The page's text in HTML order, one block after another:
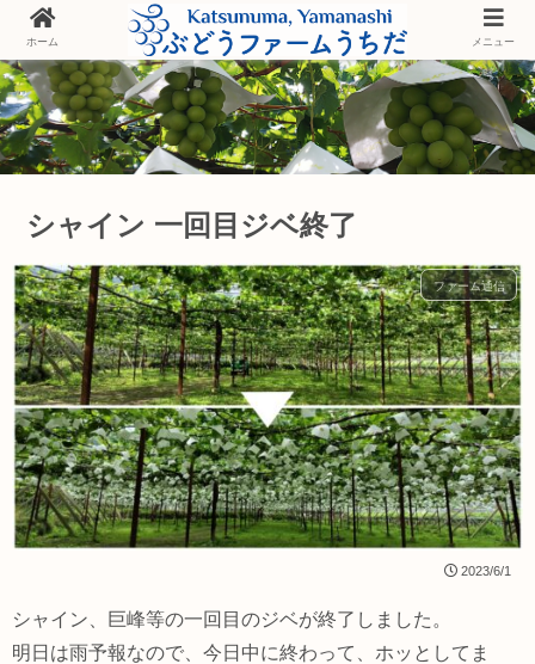
シャイン 一回目ジベ終了
ファーム通信
2023/6/1
シャイン、巨峰等の一回目のジベが終了しました。
明日は雨予報なので、今日中に終わって、ホッとしてま
ホーム メニュー